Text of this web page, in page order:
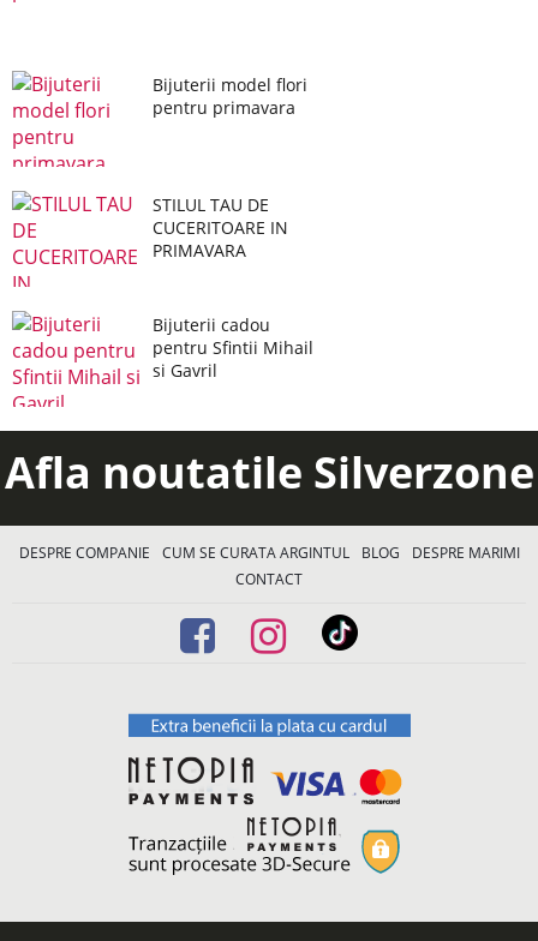
Bijuterii model flori
pentru primavara
STILUL TAU DE
CUCERITOARE IN
PRIMAVARA
Bijuterii cadou
pentru Sfintii Mihail
si Gavril
Afla noutatile Silverzone
DESPRE COMPANIE CUM SE CURATA ARGINTUL BLOG
DESPRE MARIMI
CONTACT